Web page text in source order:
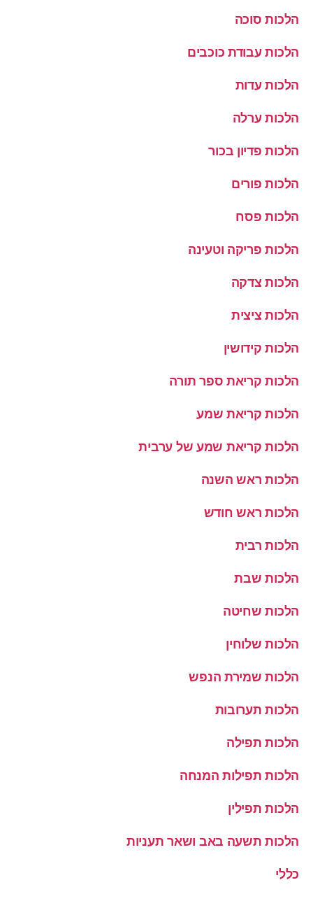
הלכות סוכה
הלכות עבודת כוכבים
הלכות עדות
הלכות ערלה
הלכות פדיון בכור
הלכות פורים
הלכות פסח
הלכות פריקה וטעינה
הלכות צדקה
הלכות ציצית
הלכות קידושין
הלכות קריאת ספר תורה
הלכות קריאת שמע
הלכות קריאת שמע של ערבית
הלכות ראש השנה
הלכות ראש חודש
הלכות רבית
הלכות שבת
הלכות שחיטה
הלכות שלוחין
הלכות שמירת הנפש
הלכות תערובות
הלכות תפילה
הלכות תפילות המנחה
הלכות תפילין
הלכות תשעה באב ושאר תעניות
כללי